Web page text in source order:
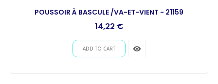
POUSSOIR À BASCULE /VA-ET-VIENT - 21159
14,22 €
ADD TO CART remove_red_eye